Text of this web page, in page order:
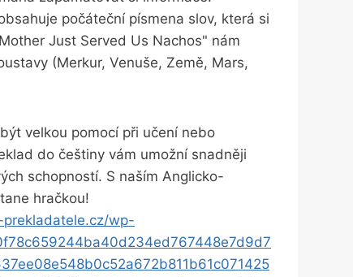
počáteční písmena slov, která si
Just Served Us Nachos" nám
(Merkur, Venuše, Země, Mars,
velkou pomocí při učení nebo
do češtiny vám umožní snadněji
schopností. S naším Anglicko-
hračkou!
wp-